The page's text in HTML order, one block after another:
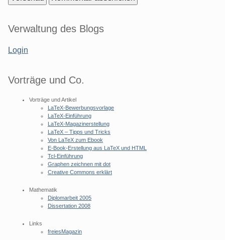
Seitenleiste
Verwaltung des Blogs
Login
Vorträge und Co.
Vorträge und Artikel
LaTeX-Bewerbungsvorlage
LaTeX-Einführung
LaTeX-Magazinerstellung
LaTeX – Tipps und Tricks
Von LaTeX zum Ebook
E-Book-Erstellung aus LaTeX und HTML
Tcl-Einführung
Graphen zeichnen mit dot
Creative Commons erklärt
Mathematik
Diplomarbeit 2005
Dissertation 2008
Links
freiesMagazin